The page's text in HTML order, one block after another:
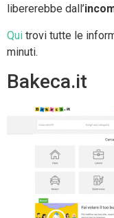
libererebbe dall’
Qui trovi tutte le
minuti.
Bakeca.it